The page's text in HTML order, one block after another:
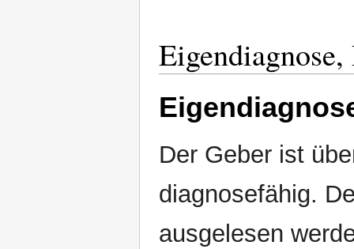
Der Geber ist
diagnosefähig.
ausgelesen